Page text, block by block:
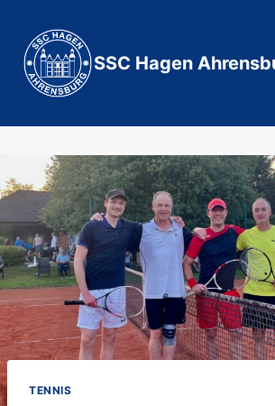
Inhalt
springen
SSC Hagen
TENNIS